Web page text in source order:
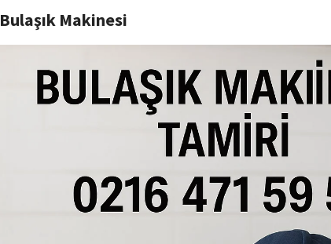
Bulaşık Makinesi